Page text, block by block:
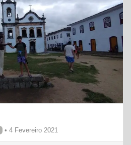
• 4 Fevereiro 2021